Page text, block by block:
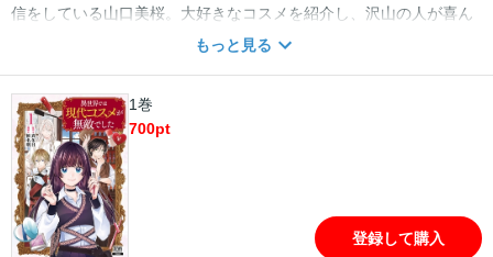
信をしている山口美桜。大好きなコスメを紹介し、沢山の人が喜ん
でくれることが日々の生きがいだったが、ある日、異世界に転移し
れは、現代のコスメを自由に購入できるスキルだったーー!?
もっと見る
1巻
700pt
登録して購入